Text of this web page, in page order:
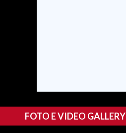
PUBBLICITÀ
SPIAGGE
STORE
FOTO E VIDEO GALLERY